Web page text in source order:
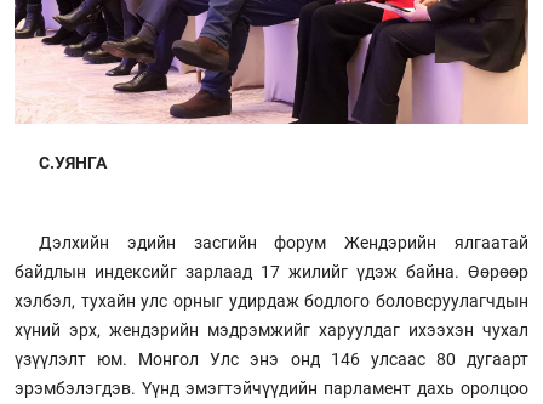
С.УЯНГА
Дэлхийн эдийн засгийн форум Жендэрийн ялгаатай
байдлын индексийг зарлаад 17 жилийг үдэж байна. Өөрөөр
хэлбэл, тухайн улс орныг удирдаж бодлого боловсруулагчдын
хүний эрх, жендэрийн мэдрэмжийг харуулдаг ихээхэн чухал
үзүүлэлт юм. Монгол Улс энэ онд 146 улсаас 80 дугаарт
эрэмбэлэгдэв. Үүнд эмэгтэйчүүдийн парламент дахь оролцоо